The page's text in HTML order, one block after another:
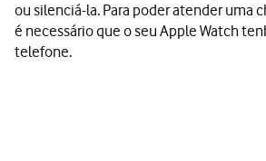
ou silenciá-la. Para poder atender uma
é necessário que o seu Apple Watch
telefone.